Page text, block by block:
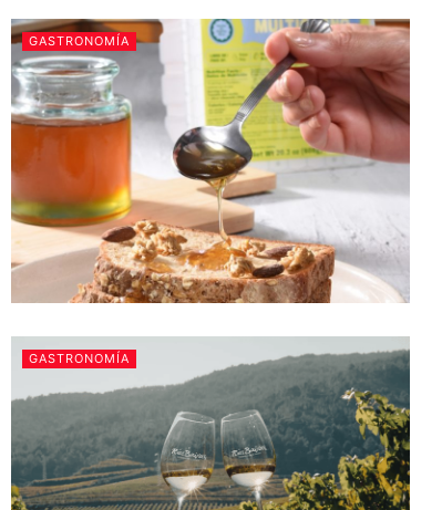
GASTRONOMÍA
GASTRONOMÍA